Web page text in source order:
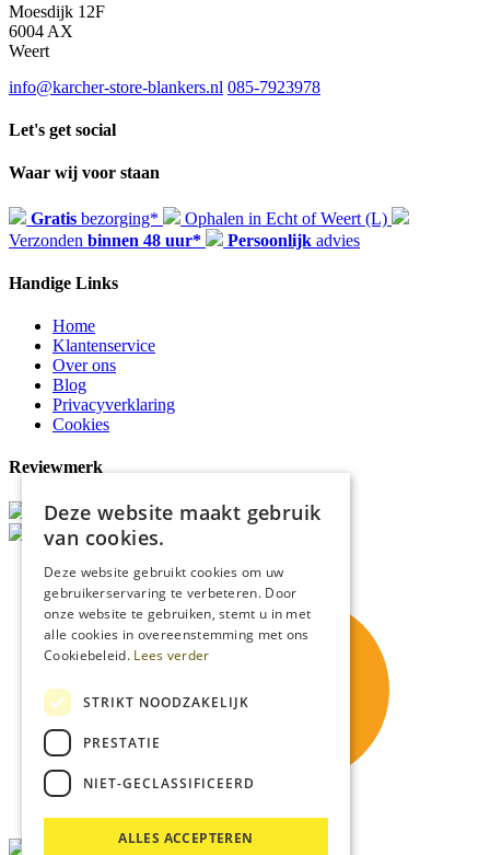
Moesdijk 12F
6004 AX
Weert
info@karcher-store-blankers.nl 085-7923978
Let's get social
Waar wij voor staan
Gratis bezorging*
Ophalen in Echt of Weert (L)
Verzonden binnen 48 uur* Persoonlijk advies
Handige Links
Home
Klantenservice
Over ons
Blog
Privacyverklaring
Cookies
Reviewmerk
Deze website maakt gebruik
van cookies.
Deze website gebruikt cookies om uw
gebruikerservaring te verbeteren. Door
onze website te gebruiken, stemt u in met
alle cookies in overeenstemming met ons
Cookiebeleid. Lees verder
STRIKT NOODZAKELIJK
PRESTATIE
NIET-GECLASSIFICEERD
ALLES ACCEPTEREN